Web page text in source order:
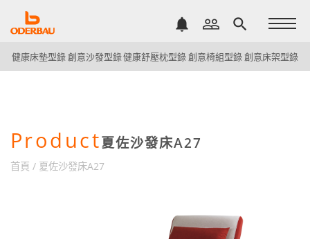
notifications people_outline search
健康床墊型錄創意沙發型錄健康舒壓枕型錄創意椅組型錄創意床架型錄
Product夏佐沙發床A27
首頁 / 夏佐沙發床A27